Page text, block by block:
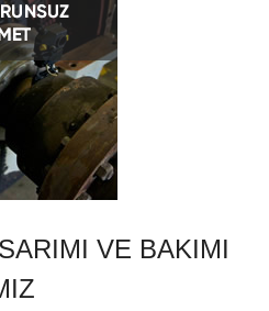
VE BAKIMI